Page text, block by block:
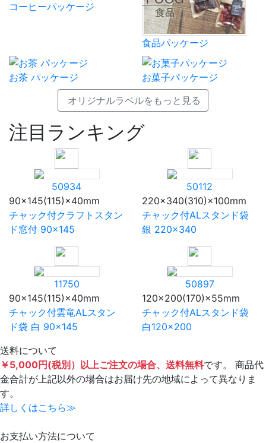
コーヒーパッケージ
食品パッケージ
お茶 パッケージ
お菓子パッケージ
オリジナルラベルをもっと見る
注目ランキング
50934
90×145(115)×40mm
チャック付クラフトスタン
ド窓付 90×145
50112
220×340(310)×100mm
チャック付ALスタンド袋
銀 220×340
11750
90×145(115)×40mm
チャック付雲竜ALスタン
ド袋 白 90×145
50897
120×200(170)×55mm
チャック付ALスタンド袋
白120×200
送料について
￥5,000円(税別）以上ご注文の場合、送料無料です。 商品代
金合計が上記以外の場合はお届け先の地域によって異なりま
す。
詳しくはこちら≫
お支払い方法について